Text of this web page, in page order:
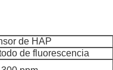
de HAP
de fluorescencia